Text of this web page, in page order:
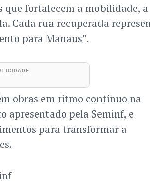
fortalecem a mobilidade, a
Cada rua recuperada
para Manaus”.
obras em ritmo contínuo na
apresentado pela Seminf, e
para transformar a